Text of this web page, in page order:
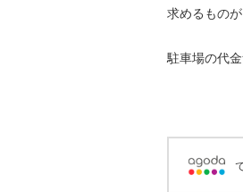
求めるもの
駐車場の代